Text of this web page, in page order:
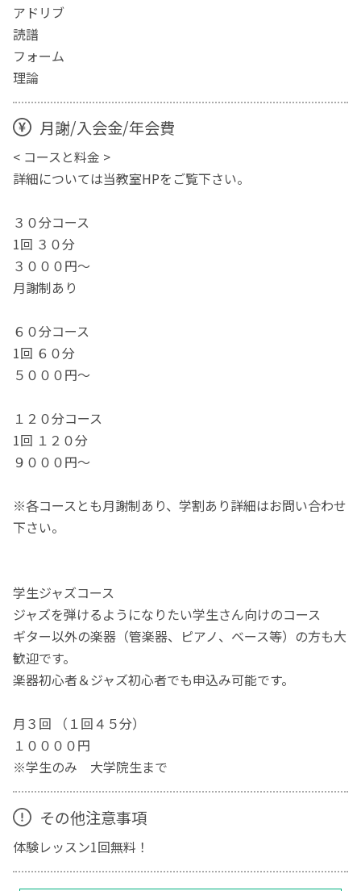
アドリブ
読譜
フォーム
理論
月謝/入会金/年会費
< コースと料金 >
詳細については当教室HPをご覧下さい。
３０分コース
1回 ３０分
３０００円～
月謝制あり
６０分コース
1回 ６０分
５０００円～
１２０分コース
1回 １２０分
９０００円～
※各コースとも月謝制あり、学割あり詳細はお問い合わせ
下さい。
学生ジャズコース
ジャズを弾けるようになりたい学生さん向けのコース
ギター以外の楽器（管楽器、ピアノ、ベース等）の方も大
歓迎です。
楽器初心者＆ジャズ初心者でも申込み可能です。
月３回 （１回４５分）
１００００円
※学生のみ 大学院生まで
その他注意事項
体験レッスン1回無料！